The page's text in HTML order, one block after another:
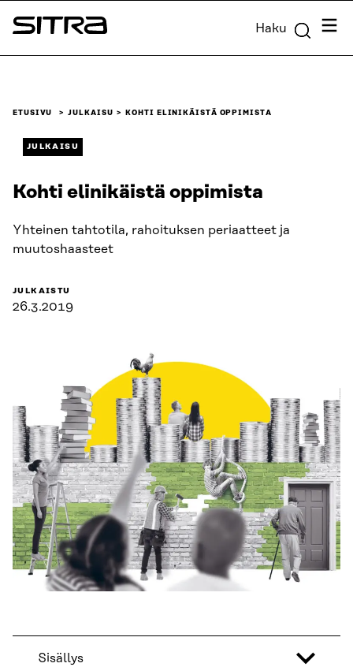
Siirry
suoraan
Sitra Haku
ETUSIVU JULKAISU KOHTI ELINIKÄISTÄ OPPIMISTA
JULKAISU
Kohti elinikäistä oppimista
Yhteinen tahtotila, rahoituksen periaatteet ja
muutoshaasteet
JULKAISTU
26.3.2019
Sisällys